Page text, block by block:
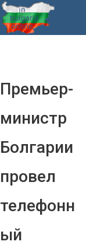
Премьер-
министр
Болгарии
провел
телефонн
ый